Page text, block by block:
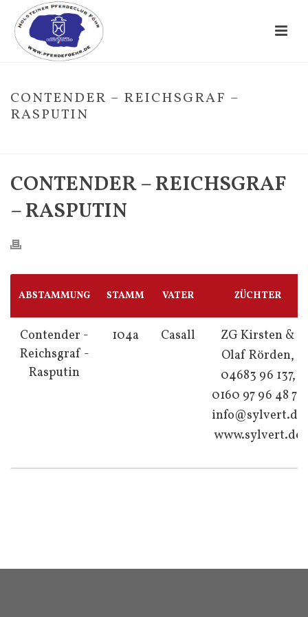
CONTENDER – REICHSGRAF –
RASPUTIN
CONTENDER – REICHSGRAF
– RASPUTIN
ABSTAMMUNG STAMM VATER ZÜCHTER
Contender -
Reichsgraf -
Rasputin
104a Casall
ZG Kirsten &
Olaf Rörden,
04683 96 137,
0160 97 96 48 76
info@sylvert.de
www.sylvert.de